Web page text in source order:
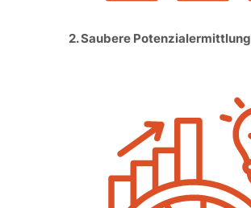
2. Saubere Potenzialermittlung